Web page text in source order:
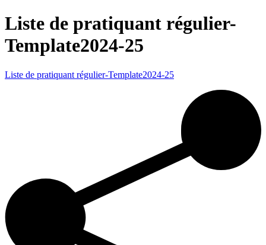
Liste de pratiquant régulier-
Template2024-25
Liste de pratiquant régulier-Template2024-25